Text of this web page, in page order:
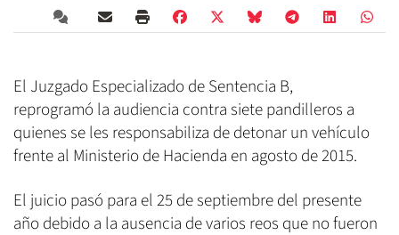
El Juzgado Especializado de Sentencia B,
reprogramó la audiencia contra siete pandilleros a
quienes se les responsabiliza de detonar un vehículo
frente al Ministerio de Hacienda en agosto de 2015.
El juicio pasó para el 25 de septiembre del presente
año debido a la ausencia de varios reos que no fueron